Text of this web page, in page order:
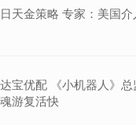
日天金策略 专家：美国
达宝优配 《小机器人》
魂游复活快